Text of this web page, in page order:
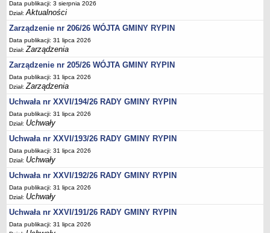
Czas pracy urzędu
Nr konta bankowego, NIP, REGON
Pracownicy urzędu - urząd gminy
Pracownicy urzędu - baza magazynowo - warsztatowa
Kompetencje referatów
Regulamin organizacyjny
Regulamin naboru na wolne stanowiska urzędnicze
Ogłoszenia o naborze na wolne stanowiska urzędnicze
Lista kandydatów spełniających wymagania formalne w naborach na
wolne stanowiska urzędnicze
Wyniki naboru na wolne stanowiska urzędnicze
Petycje
Sygnaliści
Galeria
Data publikacji: 3 sierpnia 2026
Dział:Aktualności
Zarządzenie nr 206/26 WÓJTA GMINY RYPIN
Data publikacji: 31 lipca 2026
Dział:Zarządzenia
Zarządzenie nr 205/26 WÓJTA GMINY RYPIN
Data publikacji: 31 lipca 2026
Dział:Zarządzenia
Uchwała nr XXVI/194/26 RADY GMINY RYPIN
Data publikacji: 31 lipca 2026
Dział: Uchwały
Uchwała nr XXVI/193/26 RADY GMINY RYPIN
Data publikacji: 31 lipca 2026
Dział: Uchwały
Uchwała nr XXVI/192/26 RADY GMINY RYPIN
Data publikacji: 31 lipca 2026
Dział: Uchwały
Uchwała nr XXVI/191/26 RADY GMINY RYPIN
Data publikacji: 31 lipca 2026